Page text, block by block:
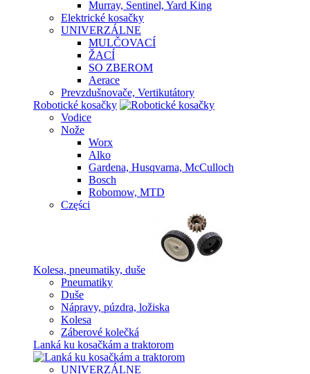
Murray, Sentinel, Yard King
Elektrické kosačky
UNIVERZÁLNE
MULČOVACÍ
ŽACÍ
SO ZBEROM
Aerace
Prevzdušnovače, Vertikutátory
Robotické kosačky
Vodice
Nože
Worx
Alko
Gardena, Husqvarna, McCulloch
Bosch
Robomow, MTD
Części
Kolesa, pneumatiky, duše
Pneumatiky
Duše
Nápravy, púzdra, ložiska
Kolesa
Záberové kolečká
Lanká ku kosačkám a traktorom
UNIVERZÁLNE